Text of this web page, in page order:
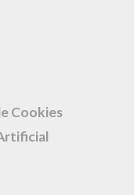
Cookies